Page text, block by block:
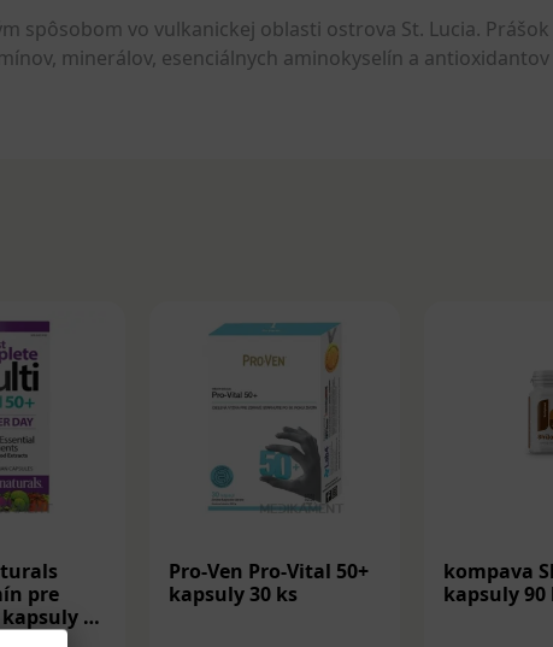
spôsobom vo vulkanickej oblasti ostrova St. Lucia.
minerálov, esenciálnych aminokyselín a
pre
90
Pro-Ven Pro-Vital 50+
kapsuly 30 ks
kompava
kapsuly 90